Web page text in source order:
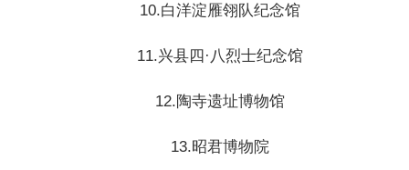
10.白洋淀雁翎队纪念馆
11.兴县四·八烈士纪念馆
12.陶寺遗址博物馆
13.昭君博物院